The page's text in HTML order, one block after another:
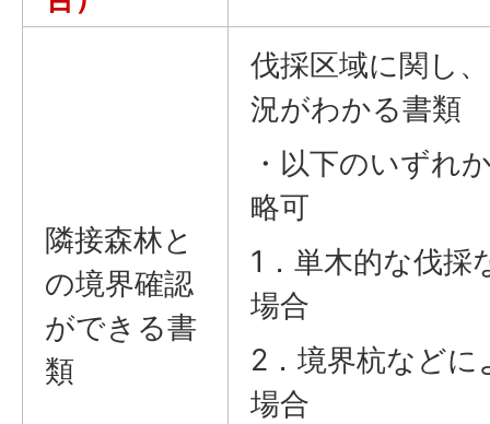
隣接森林と
の境界確認
ができる書
類
伐採区域に関し
況がわかる書類
・以下のいずれ
略可
1．単木的な伐採
場合
2．境界杭など
場合